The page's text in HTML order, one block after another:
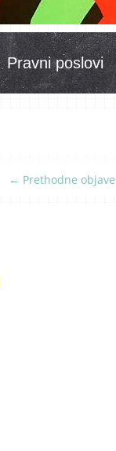
Pravni poslovi
← Prethodne objave